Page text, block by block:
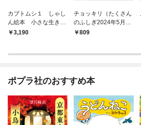
カブトムシ１ しゃし
ん絵本 小さな生きも
のの春夏秋冬
3,190
チョッキリ（たくさん
のふしぎ2024年5月
号）809
ポプラ社のおすすめ本